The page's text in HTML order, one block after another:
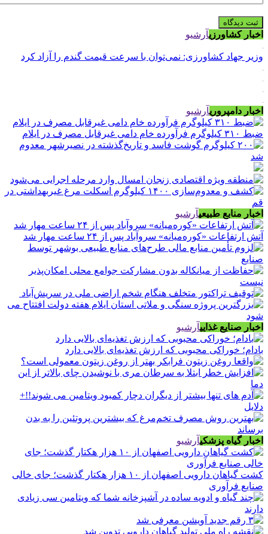
اخبار کشاورزیآرشیو
وزیر جهاد کشاورزی: نمی‌توان با سرعت قیمت گندم را آزاد کرد
اخبار دامپروریآرشیو
ضبط ۳۱۰ کیلوگرم فرآورده خام دامی غیرقابل مصرف در ایلام
اخبار منابع طبیعیآرشیو
آتش ارتفاعات «کوره‌میانه» سروآباد پس از ۲۴ ساعت مهار شد
اخبار صنایع غذاییآرشیو
بادام؛ خوراکی محبوبی که ارزش تغذیه‌ای بالایی دارد
اخبار گیاه پزشکیآرشیو
کشت گیاهان دارویی اصفهان از ۱۰ هزار هکتار گذشت؛ جای خالی
صنایع فرآوری